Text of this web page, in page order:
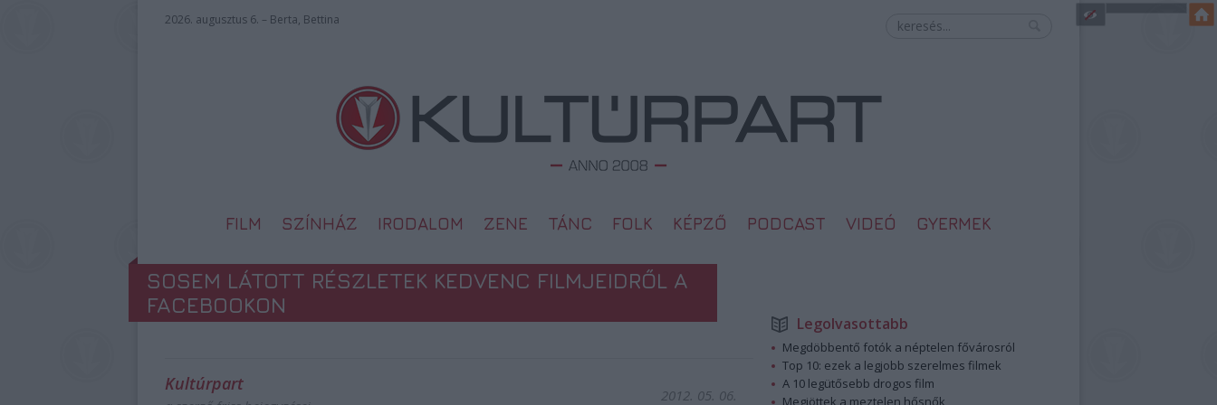
2026. augusztus 6. – Berta, Bettina
FILM SZÍNHÁZ IRODALOM ZENE TÁNC FOLK KÉPZŐ PODCAST VIDEÓ GYERMEK
SOSEM LÁTOTT RÉSZLETEK KEDVENC FILMJEIDRŐL A
FACEBOOKON
Kultúrpart
2012. 05. 06.
Legolvasottabb
Megdöbbentő fotók a néptelen fővárosról
Top 10: ezek a legjobb szerelmes filmek
A 10 legütősebb drogos film
Megjöttek a meztelen hősnők